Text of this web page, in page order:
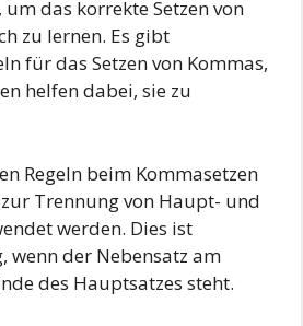
das korrekte Setzen von
zu lernen. Es gibt
für das Setzen von Kommas,
helfen dabei, sie zu
Regeln beim Kommasetzen
Trennung von Haupt- und
werden. Dies ist
wenn der Nebensatz am
des Hauptsatzes steht.